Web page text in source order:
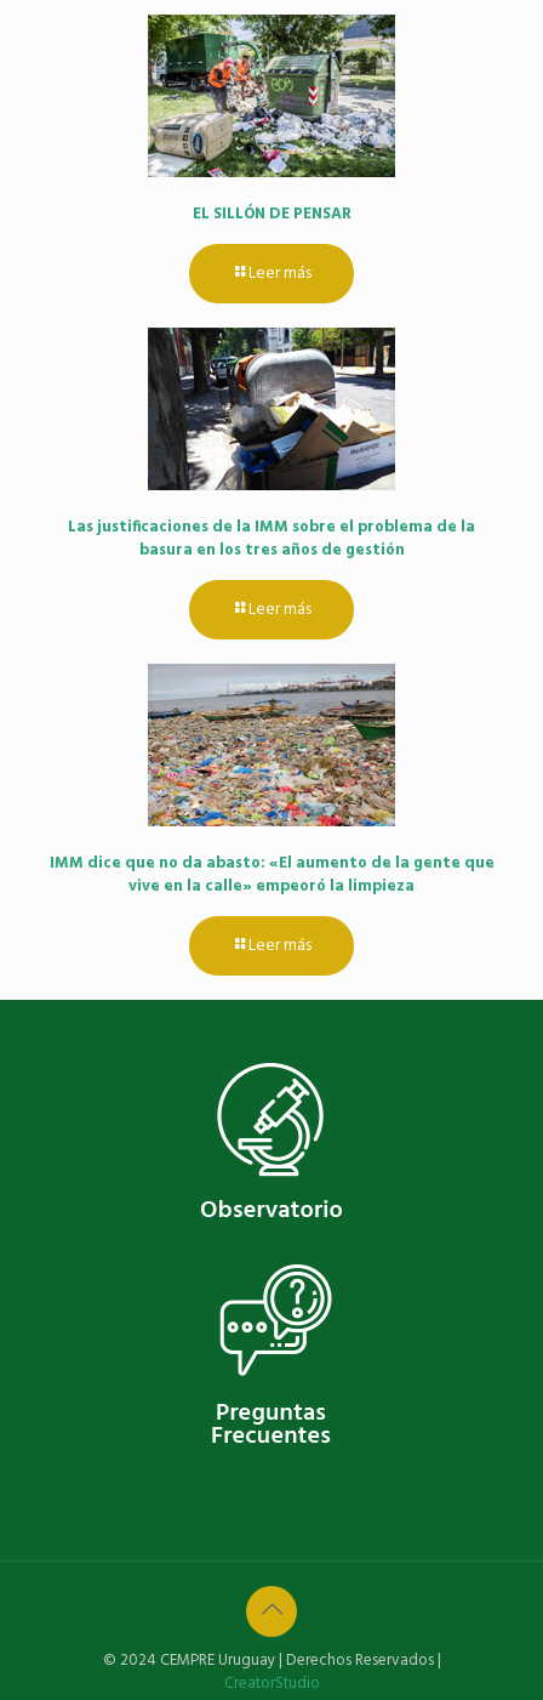
EL SILLÓN DE PENSAR
Leer más
Las justificaciones de la IMM sobre el problema de la
basura en los tres años de gestión
Leer más
IMM dice que no da abasto: «El aumento de la gente que
vive en la calle» empeoró la limpieza
Leer más
© 2024 CEMPRE Uruguay | Derechos Reservados |
CreatorStudio